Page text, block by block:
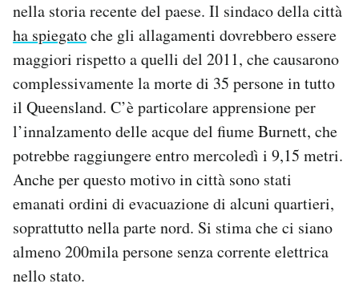
nella storia recente del paese. Il sindaco della città
ha spiegatoche gli allagamenti dovrebbero essere
maggiori rispetto a quelli del 2011, che causarono
complessivamente la morte di 35 persone in tutto
il Queensland. C’è particolare apprensione per
l’innalzamento delle acque del fiume Burnett, che
potrebbe raggiungere entro mercoledì i 9,15 metri.
Anche per questo motivo in città sono stati
emanati ordini di evacuazione di alcuni quartieri,
soprattutto nella parte nord. Si stima che ci siano
almeno 200mila persone senza corrente elettrica
nello stato.